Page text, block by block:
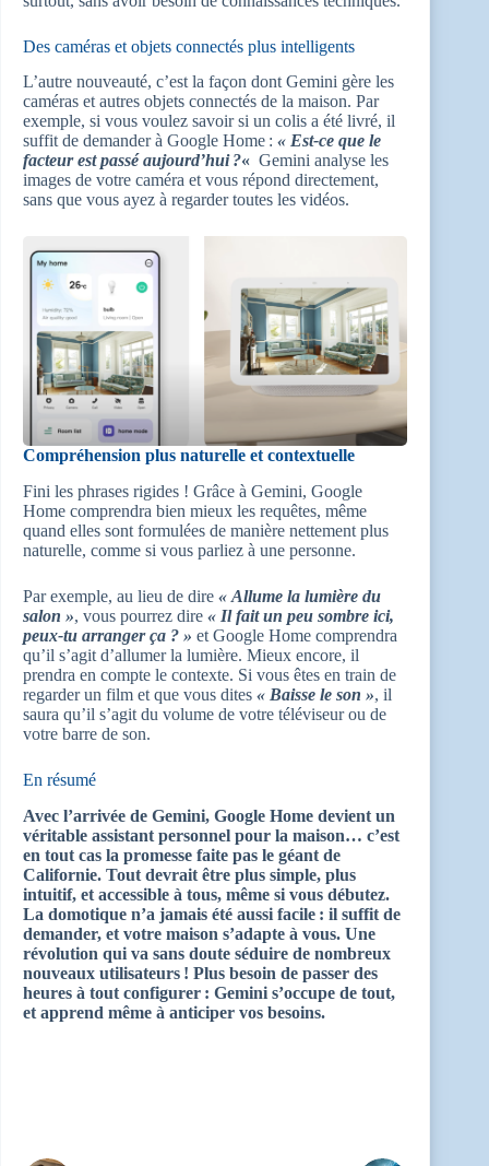
Des caméras et objets connectés plus intelligents
L’autre nouveauté, c’est la façon dont Gemini gère les
caméras et autres objets connectés de la maison. Par
exemple, si vous voulez savoir si un colis a été livré, il
suffit de demander à Google Home : « Est-ce que le
facteur est passé aujourd’hui ?« Gemini analyse les
images de votre caméra et vous répond directement,
sans que vous ayez à regarder toutes les vidéos.
Compréhension plus naturelle et contextuelle
Fini les phrases rigides ! Grâce à Gemini, Google
Home comprendra bien mieux les requêtes, même
quand elles sont formulées de manière nettement plus
naturelle, comme si vous parliez à une personne.
Par exemple, au lieu de dire « Allume la lumière du
salon », vous pourrez dire « Il fait un peu sombre ici,
peux-tu arranger ça ? » et Google Home comprendra
qu’il s’agit d’allumer la lumière. Mieux encore, il
prendra en compte le contexte. Si vous êtes en train de
regarder un film et que vous dites « Baisse le son », il
saura qu’il s’agit du volume de votre téléviseur ou de
votre barre de son.
En résumé
Avec l’arrivée de Gemini, Google Home devient un
véritable assistant personnel pour la maison… c’est
en tout cas la promesse faite pas le géant de
Californie. Tout devrait être plus simple, plus
intuitif, et accessible à tous, même si vous débutez.
La domotique n’a jamais été aussi facile : il suffit de
demander, et votre maison s’adapte à vous. Une
révolution qui va sans doute séduire de nombreux
nouveaux utilisateurs ! Plus besoin de passer des
heures à tout configurer : Gemini s’occupe de tout,
et apprend même à anticiper vos besoins.